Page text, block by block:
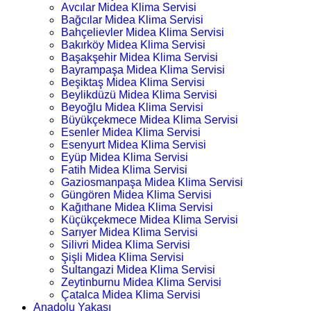
Avcılar Midea Klima Servisi
Bağcılar Midea Klima Servisi
Bahçelievler Midea Klima Servisi
Bakırköy Midea Klima Servisi
Başakşehir Midea Klima Servisi
Bayrampaşa Midea Klima Servisi
Beşiktaş Midea Klima Servisi
Beylikdüzü Midea Klima Servisi
Beyoğlu Midea Klima Servisi
Büyükçekmece Midea Klima Servisi
Esenler Midea Klima Servisi
Esenyurt Midea Klima Servisi
Eyüp Midea Klima Servisi
Fatih Midea Klima Servisi
Gaziosmanpaşa Midea Klima Servisi
Güngören Midea Klima Servisi
Kağıthane Midea Klima Servisi
Küçükçekmece Midea Klima Servisi
Sarıyer Midea Klima Servisi
Silivri Midea Klima Servisi
Şişli Midea Klima Servisi
Sultangazi Midea Klima Servisi
Zeytinburnu Midea Klima Servisi
Çatalca Midea Klima Servisi
Anadolu Yakası